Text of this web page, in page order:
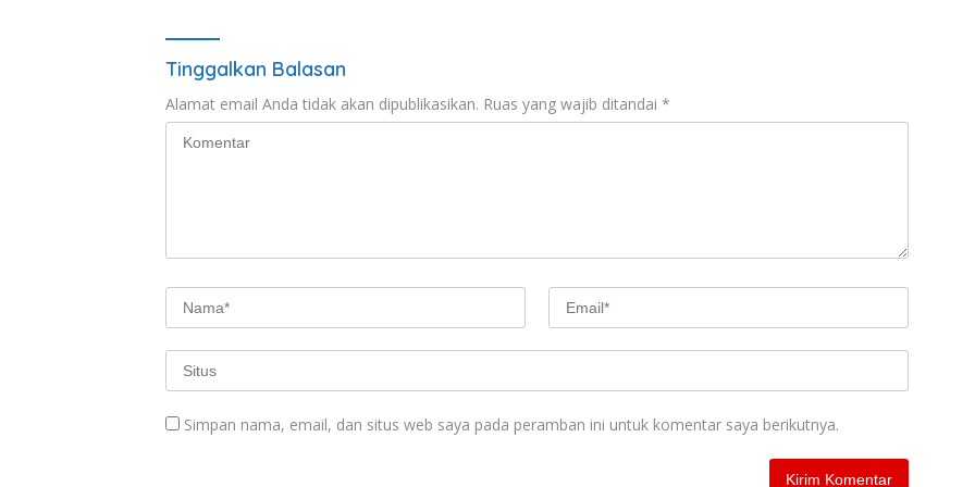
Tinggalkan Balasan
Alamat email Anda tidak akan dipublikasikan. Ruas yang wajib ditandai *
Simpan nama, email, dan situs web saya pada peramban ini untuk komentar saya berikutnya.